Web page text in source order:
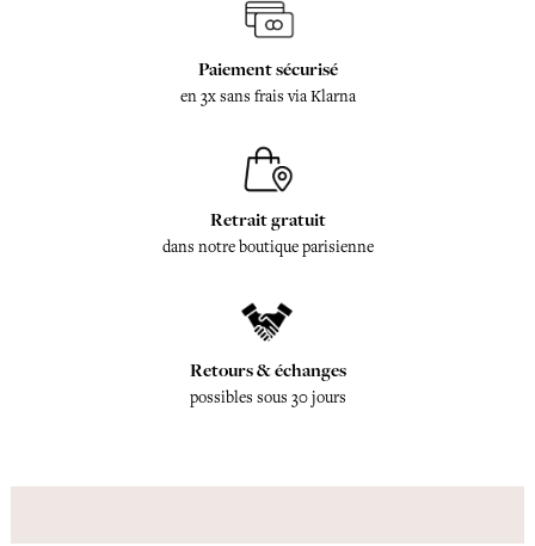
Paiement sécurisé
en 3x sans frais via Klarna
Retrait gratuit
dans notre boutique parisienne
Retours & échanges
possibles sous 30 jours